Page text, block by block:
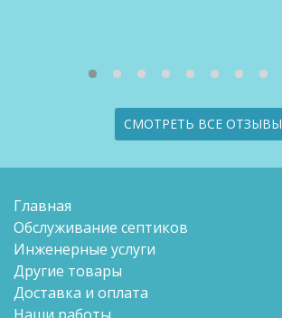
СМОТРЕТЬ ВСЕ ОТЗЫВЫ
Главная
Обслуживание септиков
Инженерные услуги
Другие товары
Доставка и оплата